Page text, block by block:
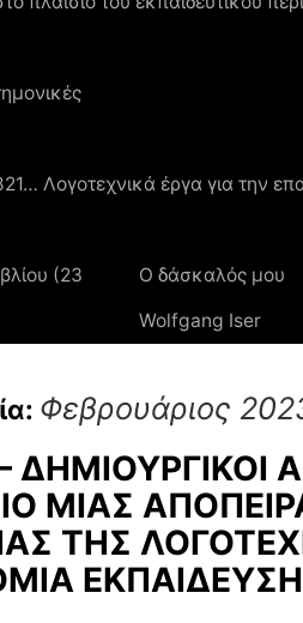
Λογοτεχνικά έργα για την
(23
Ο δάσκαλός μου
Wolfgang Iser
Φεβρουάριος
ΔΗΜΙΟΥΡΓΙΚΟΙ
ΜΙΑΣ
ΤΗΣ
ΕΚΠΑΙΔΕΥΣΗ